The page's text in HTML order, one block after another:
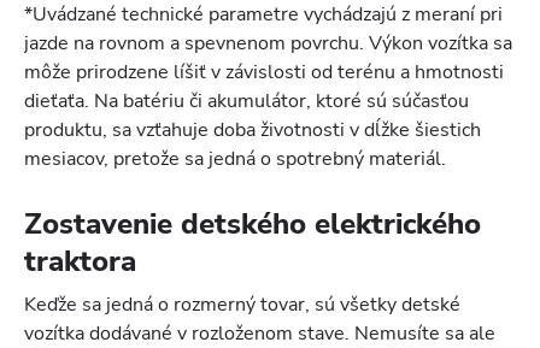
*Uvádzané technické parametre vychádzajú z meraní pri
jazde na rovnom a spevnenom povrchu. Výkon vozítka sa
môže prirodzene líšiť v závislosti od terénu a hmotnosti
dieťaťa. Na batériu či akumulátor, ktoré sú súčasťou
produktu, sa vzťahuje doba životnosti v dĺžke šiestich
mesiacov, pretože sa jedná o spotrebný materiál.
Zostavenie detského elektrického
traktora
Keďže sa jedná o rozmerný tovar, sú všetky detské
vozítka dodávané v rozloženom stave. Nemusíte sa ale